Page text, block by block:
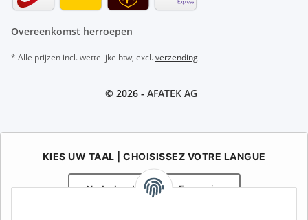
Overeenkomst herroepen
* Alle prijzen incl. wettelijke btw, excl.verzending
© 2026 - AFATEK AG
KIES UW TAAL | CHOISISSEZ VOTRE LANGUE
Nederlands Français